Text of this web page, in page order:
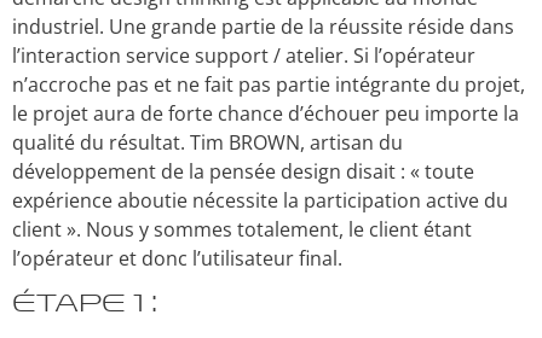
industriel. Une grande partie de la réussite réside dans
l’interaction service support / atelier. Si l’opérateur
n’accroche pas et ne fait pas partie intégrante du projet,
le projet aura de forte chance d’échouer peu importe la
qualité du résultat. Tim BROWN, artisan du
développement de la pensée design disait : « toute
expérience aboutie nécessite la participation active du
client ». Nous y sommes totalement, le client étant
l’opérateur et donc l’utilisateur final.
Étape 1 :